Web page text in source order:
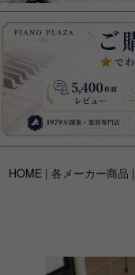
HOME | 各メーカー商品 |